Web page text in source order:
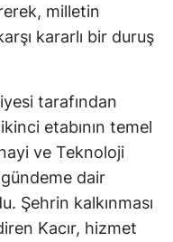
milletin
kararlı bir duruş
tarafından
etabının temel
ve Teknoloji
dair
Şehrin kalkınması
Kacır, hizmet